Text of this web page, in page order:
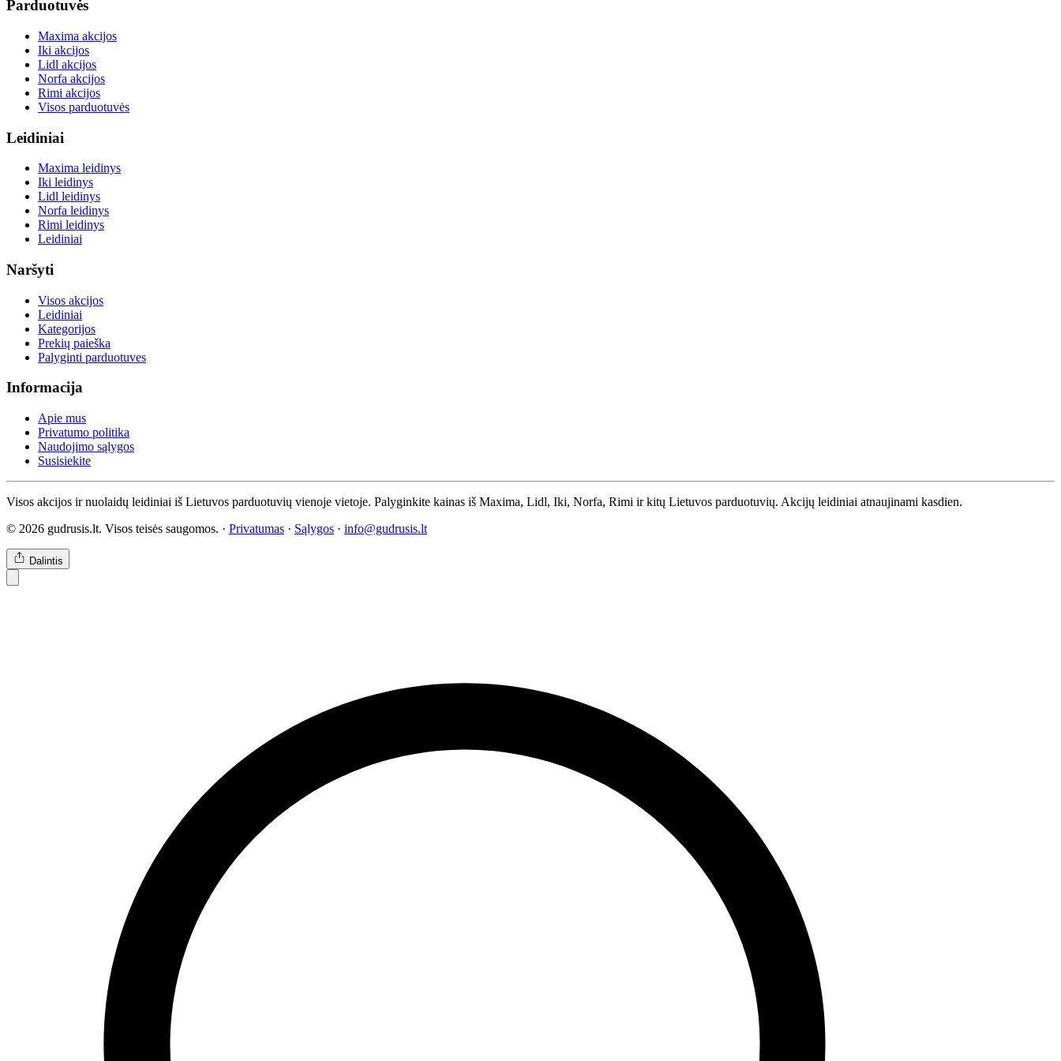
Parduotuvės
Maxima akcijos
Iki akcijos
Lidl akcijos
Norfa akcijos
Rimi akcijos
Visos parduotuvės
Leidiniai
Maxima leidinys
Iki leidinys
Lidl leidinys
Norfa leidinys
Rimi leidinys
Leidiniai
Naršyti
Visos akcijos
Leidiniai
Kategorijos
Prekių paieška
Palyginti parduotuves
Informacija
Apie mus
Privatumo politika
Naudojimo sąlygos
Susisiekite
Visos akcijos ir nuolaidų leidiniai iš Lietuvos parduotuvių vienoje vietoje. Palyginkite kainas iš Maxima, Lidl, Iki, Norfa, Rimi ir kitų Lietuvos parduotuvių. Akcijų leidiniai atnaujinami kasdien.
© 2026 gudrusis.lt. Visos teisės saugomos. · Privatumas · Sąlygos · info@gudrusis.lt
Dalintis